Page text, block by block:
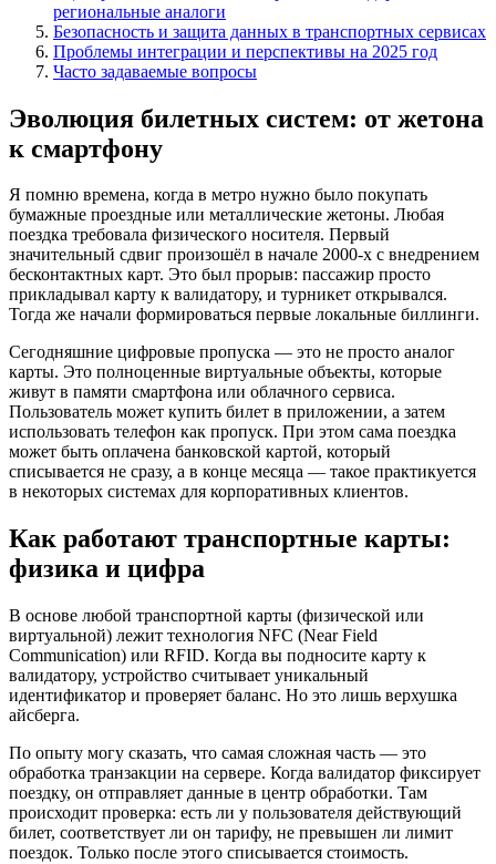
региональные аналоги
Безопасность и защита данных в транспортных сервисах
Проблемы интеграции и перспективы на 2025 год
Часто задаваемые вопросы
Эволюция билетных систем: от жетона
к смартфону
Я помню времена, когда в метро нужно было покупать
бумажные проездные или металлические жетоны. Любая
поездка требовала физического носителя. Первый
значительный сдвиг произошёл в начале 2000-х с внедрением
бесконтактных карт. Это был прорыв: пассажир просто
прикладывал карту к валидатору, и турникет открывался.
Тогда же начали формироваться первые локальные биллинги.
Сегодняшние цифровые пропуска — это не просто аналог
карты. Это полноценные виртуальные объекты, которые
живут в памяти смартфона или облачного сервиса.
Пользователь может купить билет в приложении, а затем
использовать телефон как пропуск. При этом сама поездка
может быть оплачена банковской картой, который
списывается не сразу, а в конце месяца — такое практикуется
в некоторых системах для корпоративных клиентов.
Как работают транспортные карты:
физика и цифра
В основе любой транспортной карты (физической или
виртуальной) лежит технология NFC (Near Field
Communication) или RFID. Когда вы подносите карту к
валидатору, устройство считывает уникальный
идентификатор и проверяет баланс. Но это лишь верхушка
айсберга.
По опыту могу сказать, что самая сложная часть — это
обработка транзакции на сервере. Когда валидатор фиксирует
поездку, он отправляет данные в центр обработки. Там
происходит проверка: есть ли у пользователя действующий
билет, соответствует ли он тарифу, не превышен ли лимит
поездок. Только после этого списывается стоимость.